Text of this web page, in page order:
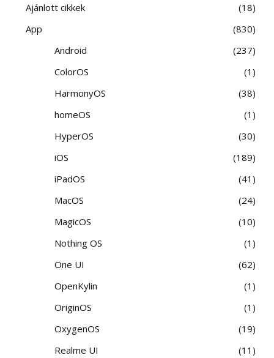
Ajánlott cikkek
18
App
830
Android
237
ColorOS
1
HarmonyOS
38
homeOS
1
HyperOS
30
iOS
189
iPadOS
41
MacOS
24
MagicOS
10
Nothing OS
1
One UI
62
OpenKylin
1
OriginOS
1
OxygenOS
19
Realme UI
11